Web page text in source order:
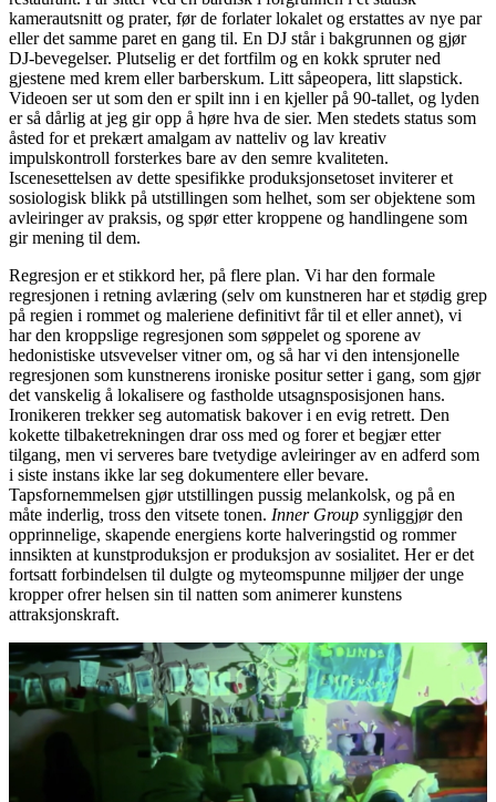
kamerautsnitt og prater, før de forlater lokalet og erstattes av nye par
eller det samme paret en gang til. En DJ står i bakgrunnen og gjør
DJ-bevegelser. Plutselig er det fortfilm og en kokk spruter ned
gjestene med krem eller barberskum. Litt såpeopera, litt slapstick.
Videoen ser ut som den er spilt inn i en kjeller på 90-tallet, og lyden
er så dårlig at jeg gir opp å høre hva de sier. Men stedets status som
åsted for et prekært amalgam av natteliv og lav kreativ
impulskontroll forsterkes bare av den semre kvaliteten.
Iscenesettelsen av dette spesifikke produksjonsetoset inviterer et
sosiologisk blikk på utstillingen som helhet, som ser objektene som
avleiringer av praksis, og spør etter kroppene og handlingene som
gir mening til dem.
Regresjon er et stikkord her, på flere plan. Vi har den formale
regresjonen i retning avlæring (selv om kunstneren har et stødig grep
på regien i rommet og maleriene definitivt får til et eller annet), vi
har den kroppslige regresjonen som søppelet og sporene av
hedonistiske utsvevelser vitner om, og så har vi den intensjonelle
regresjonen som kunstnerens ironiske positur setter i gang, som gjør
det vanskelig å lokalisere og fastholde utsagnsposisjonen hans.
Ironikeren trekker seg automatisk bakover i en evig retrett. Den
kokette tilbaketrekningen drar oss med og forer et begjær etter
tilgang, men vi serveres bare tvetydige avleiringer av en adferd som
i siste instans ikke lar seg dokumentere eller bevare.
Tapsfornemmelsen gjør utstillingen pussig melankolsk, og på en
måte inderlig, tross den vitsete tonen. Inner Group synliggjør den
opprinnelige, skapende energiens korte halveringstid og rommer
innsikten at kunstproduksjon er produksjon av sosialitet. Her er det
fortsatt forbindelsen til dulgte og myteomspunne miljøer der unge
kropper ofrer helsen sin til natten som animerer kunstens
attraksjonskraft.